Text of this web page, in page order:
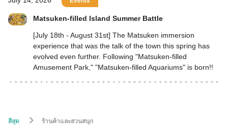
Matsuken-filled Island Summer Battle
[July 18th - August 31st] The Matsuken immersion
experience that was the talk of the town this spring has
evolved even further. Following "Matsuken-filled
Amusement Park," "Matsuken-filled Aquariums" is born!!
สีสุด ร้านค้าและสวนสนุก